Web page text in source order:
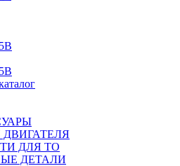
ДВИГАТЕЛЯ
ДЛЯ ТО
ДЕТАЛИ